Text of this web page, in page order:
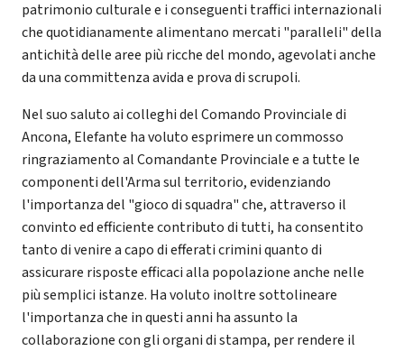
patrimonio culturale e i conseguenti traffici internazionali
che quotidianamente alimentano mercati "paralleli" della
antichità delle aree più ricche del mondo, agevolati anche
da una committenza avida e prova di scrupoli.
Nel suo saluto ai colleghi del Comando Provinciale di
Ancona, Elefante ha voluto esprimere un commosso
ringraziamento al Comandante Provinciale e a tutte le
componenti dell'Arma sul territorio, evidenziando
l'importanza del "gioco di squadra" che, attraverso il
convinto ed efficiente contributo di tutti, ha consentito
tanto di venire a capo di efferati crimini quanto di
assicurare risposte efficaci alla popolazione anche nelle
più semplici istanze. Ha voluto inoltre sottolineare
l'importanza che in questi anni ha assunto la
collaborazione con gli organi di stampa, per rendere il